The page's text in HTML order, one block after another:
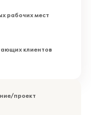
рабочих мест
клиентов
проект